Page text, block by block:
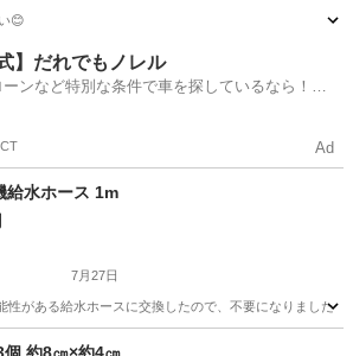
😊
手帳 クリアファイル
】だれでもノレル
ーンなど特別な条件で車を探しているなら！金
Ad
給水ホース 1m
7月27日
性がある給水ホースに交換したので、不要になりました
生活家電